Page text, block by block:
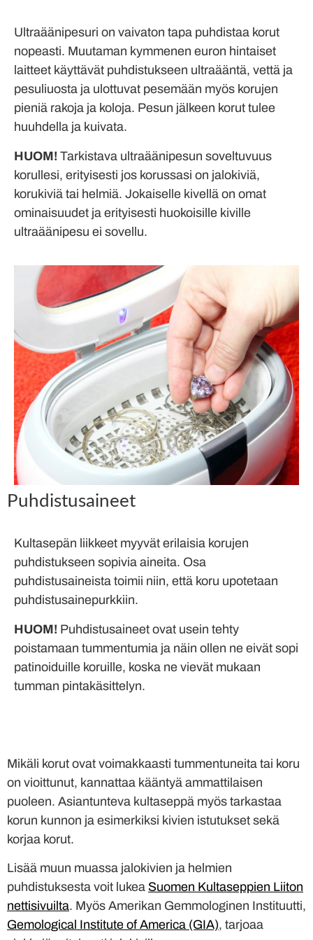
Ultraäänipesuri on vaivaton tapa puhdistaa korut
nopeasti. Muutaman kymmenen euron hintaiset
laitteet käyttävät puhdistukseen ultraääntä, vettä ja
pesuliuosta ja ulottuvat pesemään myös korujen
pieniä rakoja ja koloja. Pesun jälkeen korut tulee
huuhdella ja kuivata.
HUOM! Tarkistava ultraäänipesun soveltuvuus
korullesi, erityisesti jos korussasi on jalokiviä,
korukiviä tai helmiä. Jokaiselle kivellä on omat
ominaisuudet ja erityisesti huokoisille kiville
ultraäänipesu ei sovellu.
Puhdistusaineet
Kultasepän liikkeet myyvät erilaisia korujen
puhdistukseen sopivia aineita. Osa
puhdistusaineista toimii niin, että koru upotetaan
puhdistusainepurkkiin.
HUOM! Puhdistusaineet ovat usein tehty
poistamaan tummentumia ja näin ollen ne eivät sopi
patinoiduille koruille, koska ne vievät mukaan
tumman pintakäsittelyn.
Mikäli korut ovat voimakkaasti tummentuneita tai koru
on vioittunut, kannattaa kääntyä ammattilaisen
puoleen. Asiantunteva kultaseppä myös tarkastaa
korun kunnon ja esimerkiksi kivien istutukset sekä
korjaa korut.
Lisää muun muassa jalokivien ja helmien
puhdistuksesta voit lukea Suomen Kultaseppien Liiton
nettisivuilta. Myös Amerikan Gemmologinen Instituutti,
Gemological Institute of America (GIA), tarjoaa